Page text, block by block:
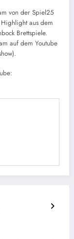
von der Spiel25
aus dem
Brettspiele.
auf dem Youtube